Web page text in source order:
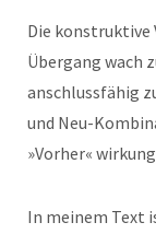
Die konstruktive
Übergang wach
anschlussfähig
und Neu-
»Vorher«
In meinem Text